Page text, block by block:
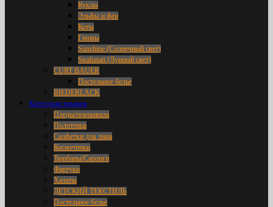
Куклы
Эльфы и феи
Коты
Гномы
Sunshine (Солнечный свет)
Stralunati (Лунный свет)
CURT BAUER
Постельное белье
BIEDERLACK
Категории товаров
Пледы/покрывала
Полотенца
Салфетки для лица
Косметички
Тюрбаны/Саронги
Фартуки
Халаты
ДЕТСКИЙ ТЕКСТИЛЬ
Постельное белье